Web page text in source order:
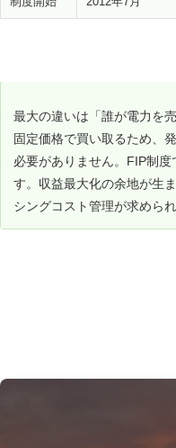
最大の違いは「誰が電力を
固定価格で買い取るため、
必要がありません。FIP制
す。収益最大化の余地が生
シングコスト管理が求められ